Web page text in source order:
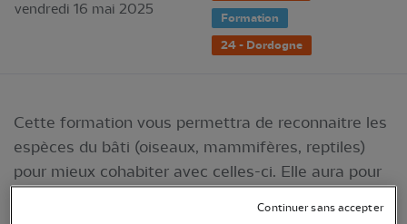
vendredi 16 mai 2025
Formation
24 - Dordogne
Cette formation vous permettra de reconnaitre les
espèces du bâti (oiseaux, mammifères, reptiles)
pour mieux cohabiter avec celles-ci. Elle aura pour
Continuer sans accepter